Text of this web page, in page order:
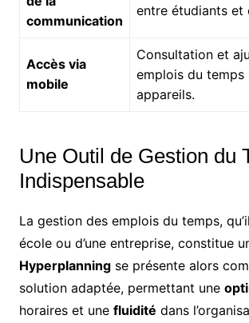
communication
entre étudiants et
Accès via
mobile
Consultation et
emplois du temps
appareils.
Une Outil de Gestion du
Indispensable
La gestion des emplois du temps, qu’il
école ou d’une entreprise, constitue
Hyperplanningse présente alors
solution adaptée, permettant une
horaires et une fluidité dans